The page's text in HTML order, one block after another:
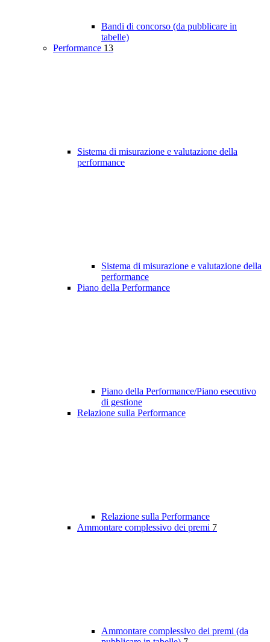
Bandi di concorso (da pubblicare in
tabelle)
Performance 13
Sistema di misurazione e valutazione della
performance
Sistema di misurazione e valutazione della
performance
Piano della Performance
Piano della Performance/Piano esecutivo
di gestione
Relazione sulla Performance
Relazione sulla Performance
Ammontare complessivo dei premi 7
Ammontare complessivo dei premi (da